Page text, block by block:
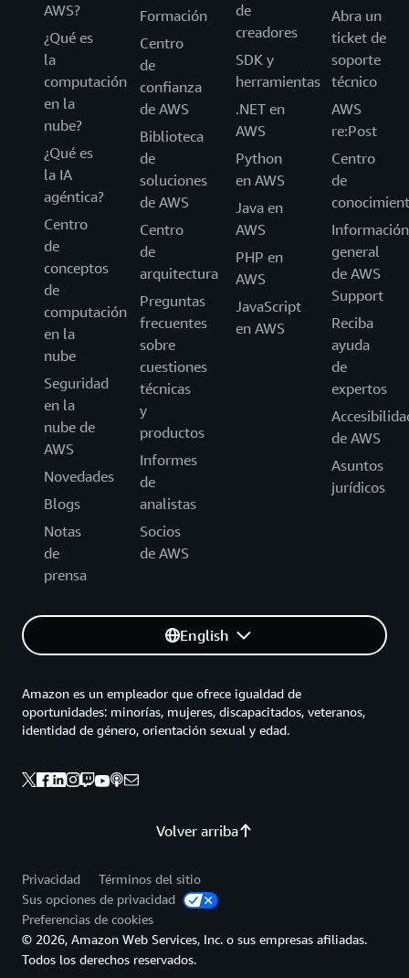
AWS?
¿Qué es
la
computación
en la
nube?
¿Qué es
la IA
agéntica?
Centro
de
conceptos
de
computación
en la
nube
Seguridad
en la
nube de
AWS
Novedades
Blogs
Notas
de
prensa
Formación
Centro
de
confianza
de AWS
Biblioteca
de
soluciones
de AWS
Centro
de
arquitectura
Preguntas
frecuentes
sobre
cuestiones
técnicas
y
productos
Informes
de
analistas
Socios
de AWS
de
creadores
SDK y
herramientas
.NET en
AWS
Python
en AWS
Java en
AWS
PHP en
AWS
JavaScript
en AWS
Abra un
ticket de
soporte
técnico
AWS
re:Post
Centro
de
Información
general
de AWS
Support
Reciba
ayuda
de
expertos
de AWS
Asuntos
jurídicos
English
Volver arriba
Amazon es un empleador que ofrece igualdad de
oportunidades: minorías, mujeres, discapacitados, veteranos,
identidad de género, orientación sexual y edad.
Privacidad
Términos del sitio
Sus opciones de privacidad
Preferencias de cookies
© 2026, Amazon Web Services, Inc. o sus empresas afiliadas.
Todos los derechos reservados.